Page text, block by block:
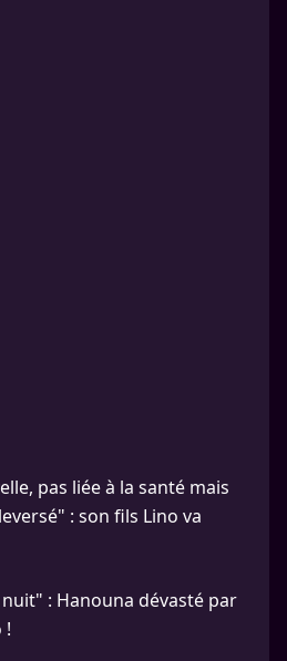
pas liée à la santé mais
: son fils Lino va
nuit" : Hanouna dévasté par
!